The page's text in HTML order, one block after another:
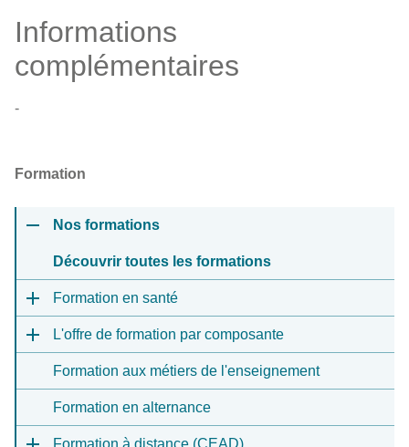
Informations
complémentaires
-
Formation
Nos formations
Découvrir toutes les formations
Formation en santé
L'offre de formation par composante
Formation aux métiers de l'enseignement
Formation en alternance
Formation à distance (CEAD)